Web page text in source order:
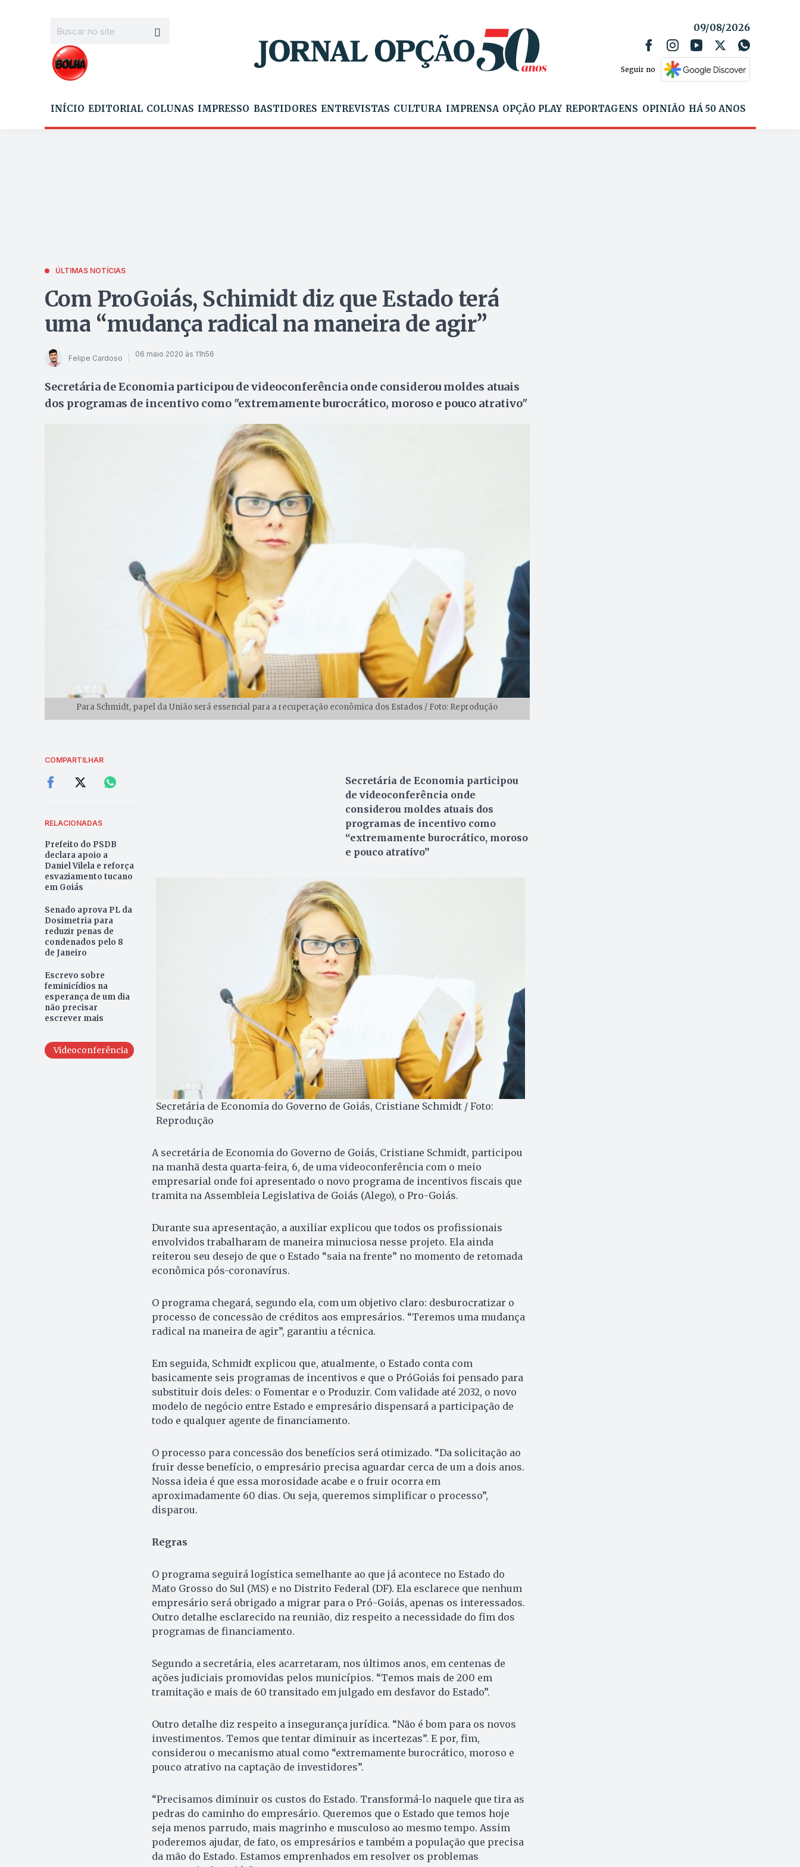
09/08/2026
Seguir no
INÍCIO EDITORIAL COLUNAS IMPRESSO BASTIDORES ENTREVISTAS CULTURA IMPRENSA OPÇÃO PLAY REPORTAGENS OPINIÃO HÁ 50 ANOS
ÚLTIMAS NOTÍCIAS
Com ProGoiás, Schimidt diz que Estado terá
uma “mudança radical na maneira de agir”
Felipe Cardoso 06 maio 2020 às 11h56
Secretária de Economia participou de videoconferência onde considerou moldes atuais
dos programas de incentivo como "extremamente burocrático, moroso e pouco atrativo"
Para Schmidt, papel da União será essencial para a recuperação econômica dos Estados / Foto: Reprodução
COMPARTILHAR
RELACIONADAS
Prefeito do PSDB
declara apoio a
Daniel Vilela e reforça
esvaziamento tucano
em Goiás
Senado aprova PL da
Dosimetria para
reduzir penas de
condenados pelo 8
de Janeiro
Escrevo sobre
feminicídios na
esperança de um dia
não precisar
escrever mais
Videoconferência
Secretária de Economia participou
de videoconferência onde
considerou moldes atuais dos
programas de incentivo como
“extremamente burocrático, moroso
e pouco atrativo”
Secretária de Economia do Governo de Goiás, Cristiane Schmidt / Foto:
Reprodução
A secretária de Economia do Governo de Goiás, Cristiane Schmidt, participou
na manhã desta quarta-feira, 6, de uma videoconferência com o meio
empresarial onde foi apresentado o novo programa de incentivos fiscais que
tramita na Assembleia Legislativa de Goiás (Alego), o Pro-Goiás.
Durante sua apresentação, a auxiliar explicou que todos os profissionais
envolvidos trabalharam de maneira minuciosa nesse projeto. Ela ainda
reiterou seu desejo de que o Estado “saia na frente” no momento de retomada
econômica pós-coronavírus.
O programa chegará, segundo ela, com um objetivo claro: desburocratizar o
processo de concessão de créditos aos empresários. “Teremos uma mudança
radical na maneira de agir”, garantiu a técnica.
Em seguida, Schmidt explicou que, atualmente, o Estado conta com
basicamente seis programas de incentivos e que o PróGoiás foi pensado para
substituir dois deles: o Fomentar e o Produzir. Com validade até 2032, o novo
modelo de negócio entre Estado e empresário dispensará a participação de
todo e qualquer agente de financiamento.
O processo para concessão dos benefícios será otimizado. “Da solicitação ao
fruir desse benefício, o empresário precisa aguardar cerca de um a dois anos.
Nossa ideia é que essa morosidade acabe e o fruir ocorra em
aproximadamente 60 dias. Ou seja, queremos simplificar o processo”,
disparou.
Regras
O programa seguirá logística semelhante ao que já acontece no Estado do
Mato Grosso do Sul (MS) e no Distrito Federal (DF). Ela esclarece que nenhum
empresário será obrigado a migrar para o Pró-Goiás, apenas os interessados.
Outro detalhe esclarecido na reunião, diz respeito a necessidade do fim dos
programas de financiamento.
Segundo a secretária, eles acarretaram, nos últimos anos, em centenas de
ações judiciais promovidas pelos municípios. “Temos mais de 200 em
tramitação e mais de 60 transitado em julgado em desfavor do Estado”.
Outro detalhe diz respeito a insegurança jurídica. “Não é bom para os novos
investimentos. Temos que tentar diminuir as incertezas”. E por, fim,
considerou o mecanismo atual como “extremamente burocrático, moroso e
pouco atrativo na captação de investidores”.
“Precisamos diminuir os custos do Estado. Transformá-lo naquele que tira as
pedras do caminho do empresário. Queremos que o Estado que temos hoje
seja menos parrudo, mais magrinho e musculoso ao mesmo tempo. Assim
poderemos ajudar, de fato, os empresários e também a população que precisa
da mão do Estado. Estamos emprenhados em resolver os problemas